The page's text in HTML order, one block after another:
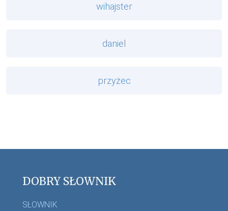
wihajster
daniel
przyżec
DOBRY SŁOWNIK
SŁOWNIK